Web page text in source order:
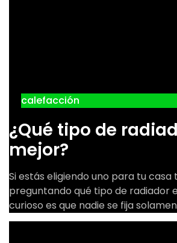
calefacción
¿Qué tipo de
mejor?
Si estás eligiendo uno para tu casa
preguntando qué tipo de radiador
curioso es que nadie se fija